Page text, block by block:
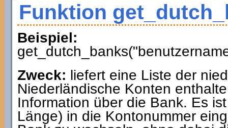
Funktion
Beispiel:
Zweck: liefert eine Liste der
Niederländische Konten
Information über die Bank. Es
Länge) in die Kontonummer